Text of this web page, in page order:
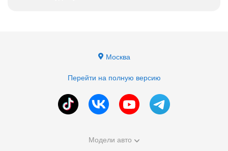
Москва
Перейти на полную версию
Модели авто